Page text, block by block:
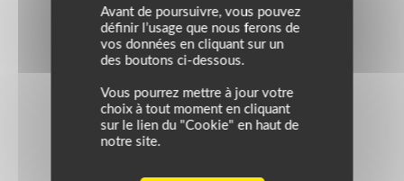
Avant de poursuivre, vous pouvez
définir l’usage que nous ferons de
vos données en cliquant sur un
des boutons ci-dessous.
Vous pourrez mettre à jour votre
choix à tout moment en cliquant
sur le lien du "Cookie" en haut de
notre site.